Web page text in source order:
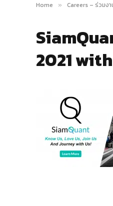
Home » Careers – ร่วมง
2021